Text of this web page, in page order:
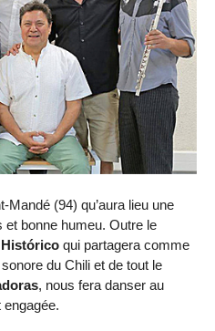
Mandé (94) qu’aura lieu une
bonne humeu. Outre le
qui partagera comme
du Chili et de tout le
, nous fera danser au
engagée.